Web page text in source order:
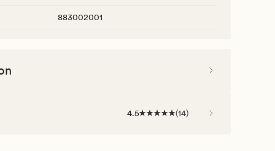
883002001
4.5 (14)